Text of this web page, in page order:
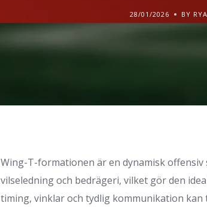
28/01/2026 BY
Wing-T-formationen är en dynamisk
vilseledning och bedrägeri, vilket gör den
timing, vinklar och tydlig kommunikation